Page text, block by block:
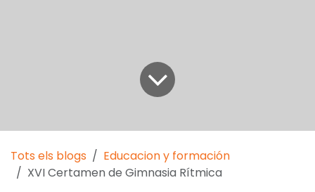
Tots els blogs
Educacion y formación
XVI Certamen de Gimnasia Rítmica